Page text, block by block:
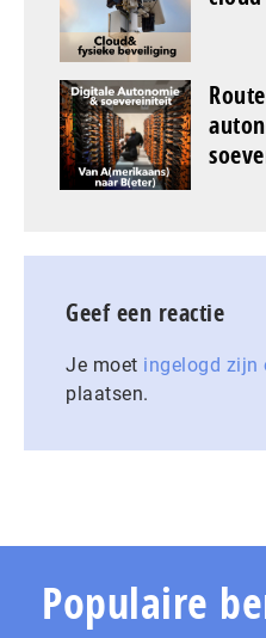
Geef een reactie
Je moet ingelogd zijn
plaatsen.
Populaire